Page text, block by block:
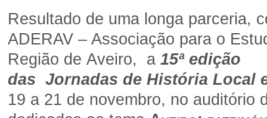
Resultado de uma longa parceria,
ADERAV – Associação para o
Região de Aveiro, a 15ª edição
das Jornadas de História Local
19 a 21 de novembro, no auditório